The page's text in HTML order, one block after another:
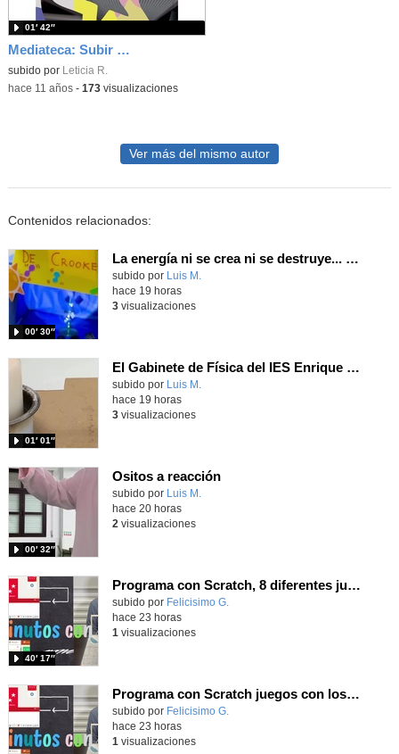
Mediateca: Subir Scratch
subido por Leticia R.
01′ 42″
-hace 11 años- 173visualizaciones
Ver más del mismo autor
Contenidos relacionados:
La energía ni se crea ni se destruye... ¡se experimenta! El Tierno en la Feria Madrid es Ciencia 2026
Contenido educativo.
subido por Luis M.
00′ 30″
hace 19 horas
3visualizaciones
El Gabinete de Física del IES Enrique Tierno Galván de Parla (Curso 25-26)
Contenido educativo.
subido por Luis M.
01′ 01″
hace 19 horas
3visualizaciones
Ositos a reacción
Contenido educativo.
subido por Luis M.
00′ 32″
hace 20 horas
2 visualizaciones
Programa con Scratch, 8 diferentes juegos para vivir la emoción de los partidos de España en el mundial 2026
Contenido educativo.
subido por Felicisimo G.
40′ 17″
hace 23 horas
1 visualizaciones
Programa con Scratch juegos con los partidos del mundial 2026 ganados por España
Contenido educativo.
subido por Felicisimo G.
hace 23 horas
1 visualizaciones